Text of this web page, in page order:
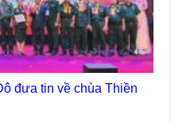
đưa tin về chùa Thiền